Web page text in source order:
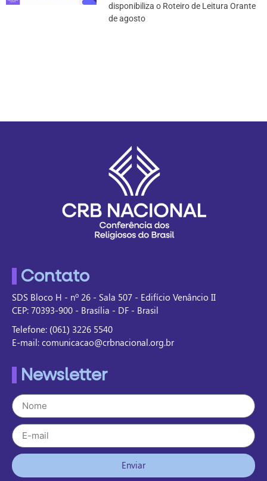
disponibiliza o Roteiro de Leitura Orante
de agosto
Contato
SDS Bloco H - nº 26 - Sala 507 - Edifício Venâncio II
CEP: 70393-900 - Brasília - DF - Brasil
Telefone: (061) 3226 5540
E-mail: comunicacao@crbnacional.org.br
Newsletter
Enviar